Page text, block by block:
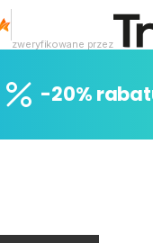
-20%
zweryfikowane przez